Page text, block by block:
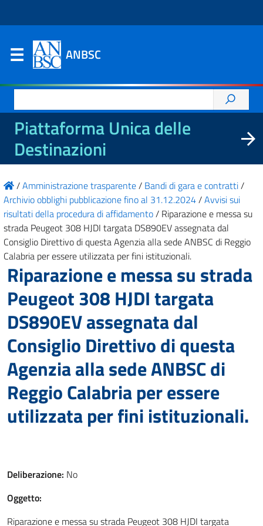
ANBSC
per:
Piattaforma Unica delle
Destinazioni
/Amministrazione trasparente/ Bandi di gara e contratti/
Archivio obblighi pubblicazione fino al 31.12.2024/Avvisi sui
risultati della procedura di affidamento/ Riparazione e messa su
strada Peugeot 308 HJDI targata DS890EV assegnata dal
Consiglio Direttivo di questa Agenzia alla sede ANBSC di Reggio
Calabria per essere utilizzata per fini istituzionali.
Riparazione e messa su strada
Peugeot 308 HJDI targata
DS890EV assegnata dal
Consiglio Direttivo di questa
Agenzia alla sede ANBSC di
Reggio Calabria per essere
utilizzata per fini istituzionali.
Deliberazione: No
Oggetto:
Riparazione e messa su strada Peugeot 308 HJDI targata